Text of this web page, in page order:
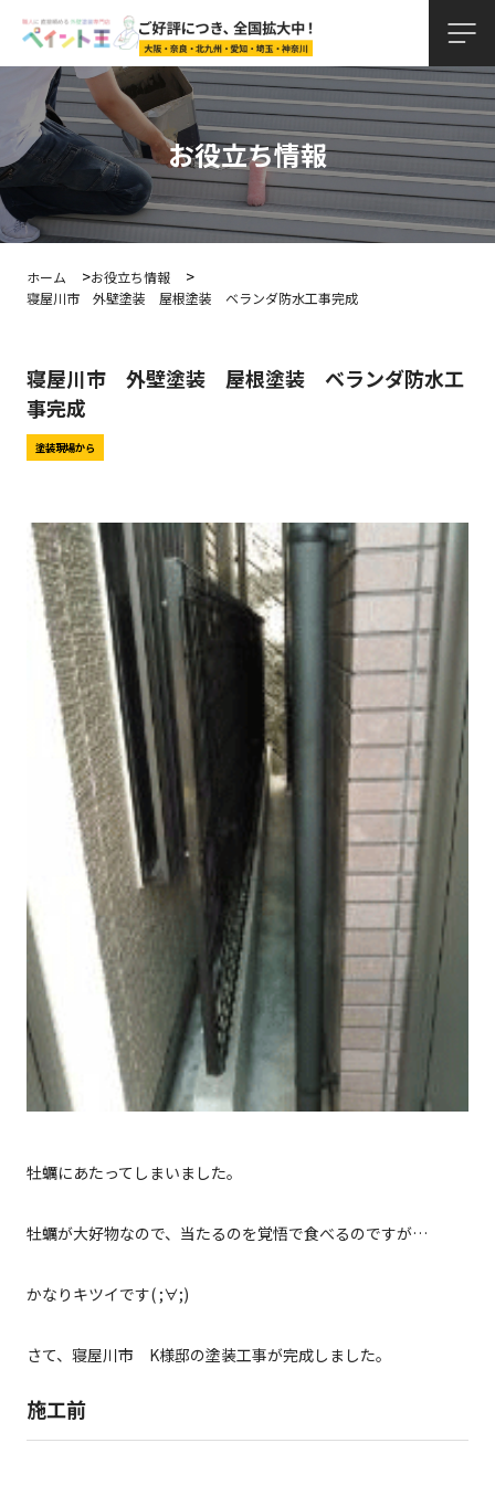
お役立ち情報
ホーム
お役立ち情報
寝屋川市 外壁塗装 屋根塗装 ベランダ防水工事完成
寝屋川市 外壁塗装 屋根塗装 ベランダ防水工
事完成
塗装現場から
牡蠣にあたってしまいました。
牡蠣が大好物なので、当たるのを覚悟で食べるのですが…
かなりキツイです( ;∀;)
さて、寝屋川市 K様邸の塗装工事が完成しました。
施工前